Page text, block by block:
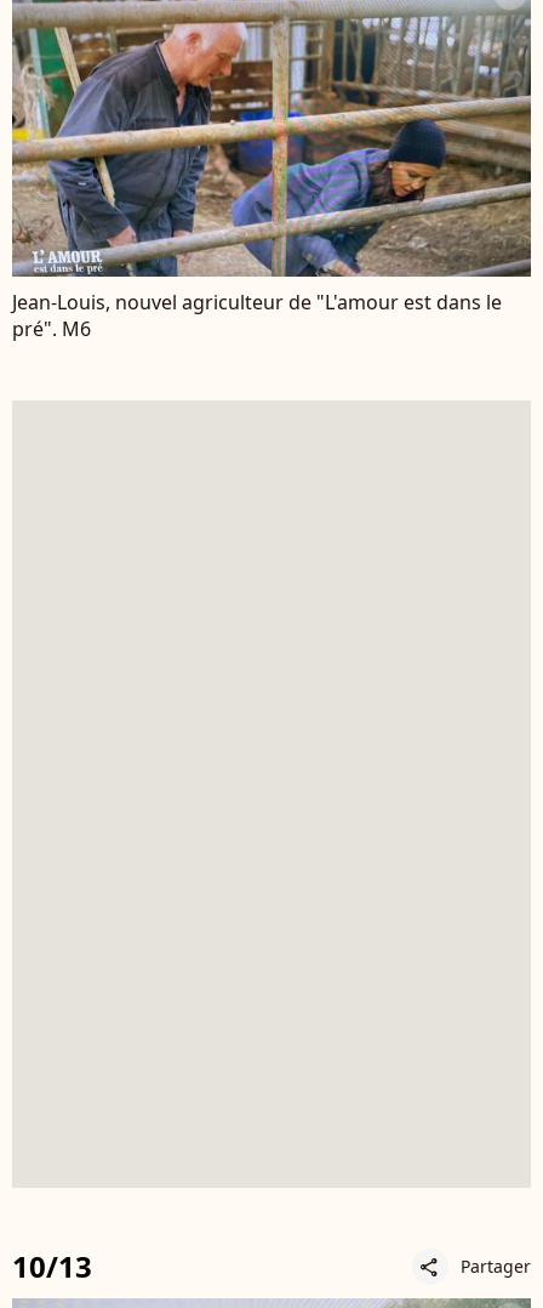
Jean-Louis, nouvel agriculteur de "L'amour est dans le
pré". M6
10/13 share Partager